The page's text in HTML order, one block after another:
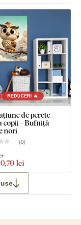
REDUCERI 🔥
de perete
copii - Bufniță
nori
(0)
,70 lei